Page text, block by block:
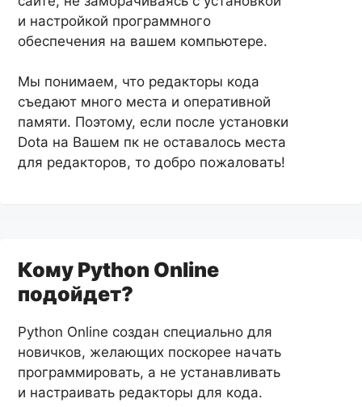
и настройкой программного
обеспечения на вашем компьютере.
Мы понимаем, что редакторы кода
съедают много места и оперативной
памяти. Поэтому, если после установки
Dota на Вашем пк не оставалось места
для редакторов, то добро пожаловать!
Кому Python Online
подойдет?
Python Online создан специально для
новичков, желающих поскорее начать
программировать, а не устанавливать
и настраивать редакторы для кода.